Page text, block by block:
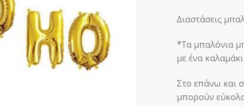
Διαστάσεις
*Τα μπαλόνια
με ένα
Στο επάνω και
μπορούν